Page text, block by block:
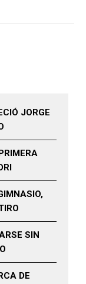
JORGE
SIN
DE